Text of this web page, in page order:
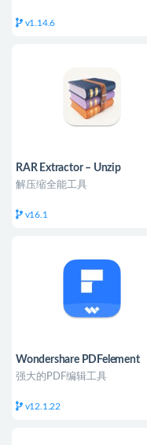
v1.14.6
RAR Extractor – Unzip
解压缩全能工具
v16.1
Wondershare PDFelement
强大的PDF编辑工具
v12.1.22